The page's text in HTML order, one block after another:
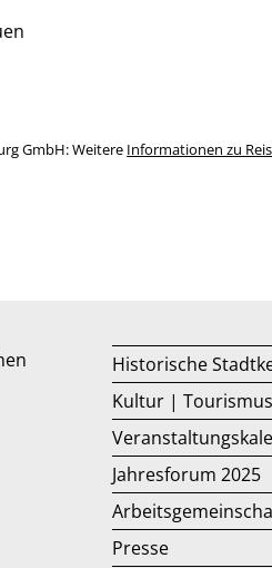
GmbH: Weitere Informationen zu
Historische
Kultur | Tourismus
Jahresforum 2025
Presse